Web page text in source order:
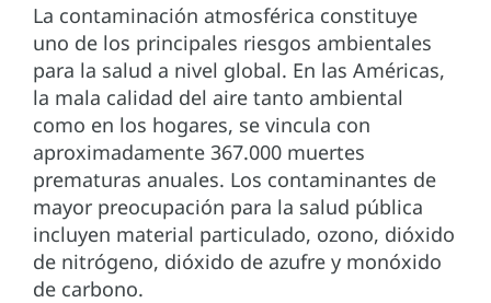
La contaminación atmosférica constituye
uno de los principales riesgos ambientales
para la salud a nivel global. En las Américas,
la mala calidad del aire tanto ambiental
como en los hogares, se vincula con
aproximadamente 367.000 muertes
prematuras anuales. Los contaminantes de
mayor preocupación para la salud pública
incluyen material particulado, ozono, dióxido
de nitrógeno, dióxido de azufre y monóxido
de carbono.